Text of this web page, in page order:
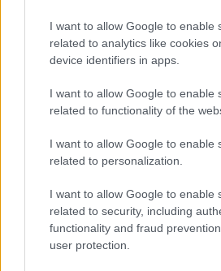
I want to allow Google to enable
related to analytics like cookies
device identifiers in apps.
I want to allow Google to enable
related to functionality of the
I want to allow Google to enable
related to personalization.
I want to allow Google to enable
related to security, including
functionality and fraud
user protection.
teoria, dovrebbero essere i
aspiranti cronisti. E allora
per chi si vuole e il
gol. Senza nascondersi. Da
l’occhio indiscreto di una
Cordiali saluti,